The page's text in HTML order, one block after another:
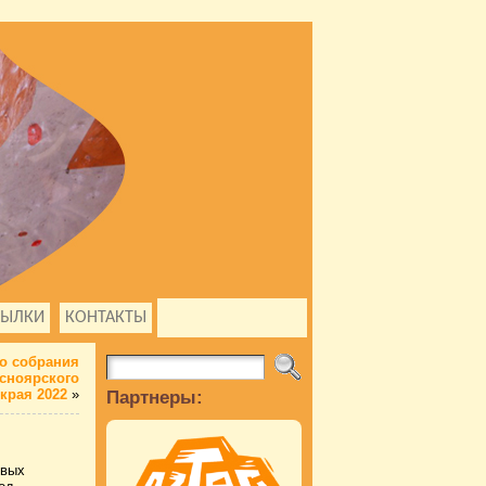
КОНТАКТЫ
собрания
края 2022 » Партнеры: